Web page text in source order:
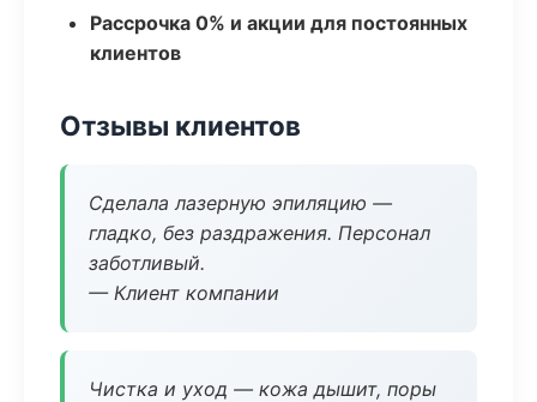
Рассрочка 0% и акции для постоянных
клиентов
Отзывы клиентов
Сделала лазерную эпиляцию —
гладко, без раздражения. Персонал
заботливый.
— Клиент компании
Чистка и уход — кожа дышит, поры